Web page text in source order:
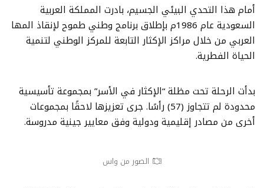
أمام هذا التحدي البيئي الجسيم، بادرت المملكة العربية
السعودية عام 1986م بإطلاق برنامج وطني طموح لإنقاذ المها
العربي من خلال مراكز الإكثار التابعة للمركز الوطني لتنمية
الحياة الفطرية.
بدأت الرحلة تحت مظلة “الإكثار في الأسر” بمجموعة تأسيسية
محدودة لم تتجاوز (57) رأسًا. جرى تعزيزها لاحقًا بمجموعات
أخرى من مصادر إقليمية ودولية وفق معايير جينية مدروسة.
الصور من واس